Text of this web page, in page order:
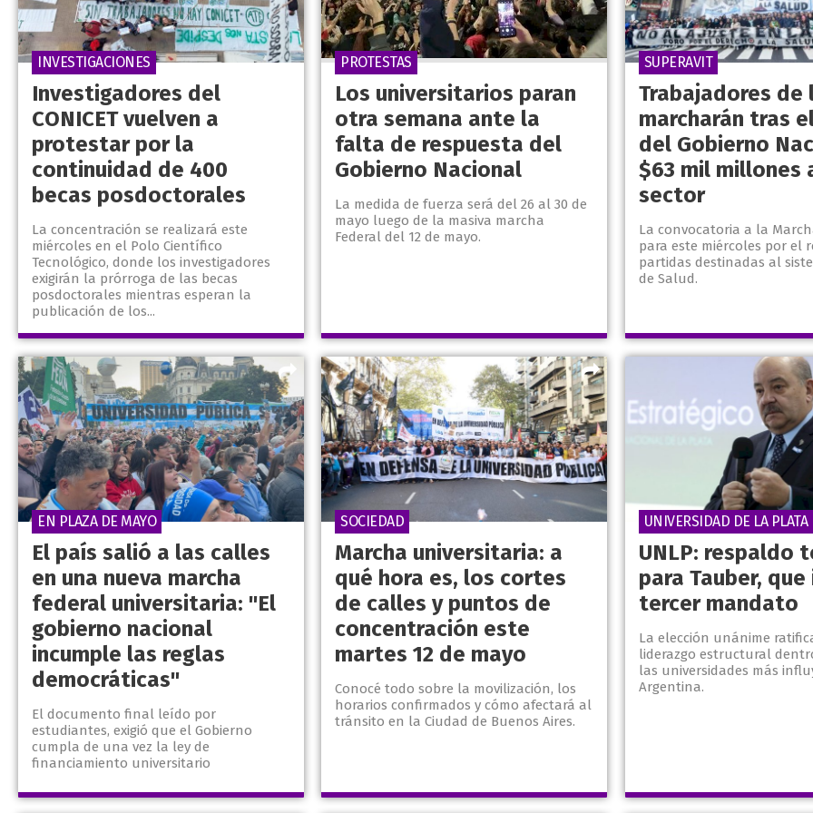
Investigadores del
CONICET vuelven a
protestar por la
continuidad de 400
becas posdoctorales
La concentración se realizará este
miércoles en el Polo Científico
Tecnológico, donde los investigadores
exigirán la prórroga de las becas
posdoctorales mientras esperan la
publicación de los...
INVESTIGACIONES
Los universitarios paran
otra semana ante la
falta de respuesta del
Gobierno Nacional
La medida de fuerza será del 26 al 30 de
mayo luego de la masiva marcha
Federal del 12 de mayo.
PROTESTAS
Trabajadores de
marcharán tras
del Gobierno
$63 mil millones
sector
La convocatoria a la
para este miércoles por el
partidas destinadas al
de Salud.
SUPERAVIT
El país salió a las calles
en una nueva marcha
federal universitaria: "El
gobierno nacional
incumple las reglas
democráticas"
El documento final leído por
estudiantes, exigió que el Gobierno
cumpla de una vez la ley de
financiamiento universitario
EN PLAZA DE MAYO
Marcha universitaria: a
qué hora es, los cortes
de calles y puntos de
concentración este
martes 12 de mayo
Conocé todo sobre la movilización, los
horarios confirmados y cómo afectará al
tránsito en la Ciudad de Buenos Aires.
SOCIEDAD
UNLP: respaldo
para Tauber, que
tercer mandato
La elección unánime
liderazgo estructural
las universidades más
Argentina.
UNIVERSIDAD DE LA PLATA